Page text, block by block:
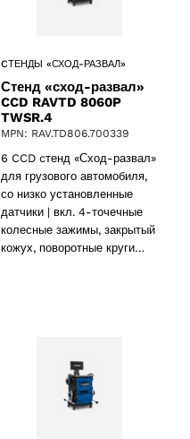
CТЕНДЫ «СХОД-РАЗВАЛ»
Стенд «сход-развал»
CCD RAVTD 8060P
TWSR.4
MPN: RAV.TD806.700339
6 CCD cтенд «Сход-развал»
для грузового автомобиля,
со низко установленные
датчики | вкл. 4-точечные
колесные зажимы, закрытый
кожух, поворотные круги…